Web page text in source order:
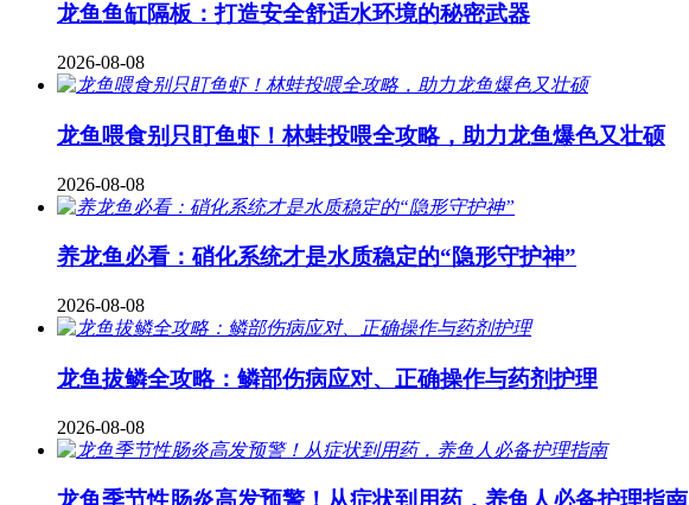
龙鱼鱼缸隔板：打造安全舒适水环境的秘密武器
2026-08-08
龙鱼喂食别只盯鱼虾！林蛙投喂全攻略，助力龙鱼爆色又壮硕
2026-08-08
养龙鱼必看：硝化系统才是水质稳定的“隐形守护神”
2026-08-08
龙鱼拔鳞全攻略：鳞部伤病应对、正确操作与药剂护理
2026-08-08
龙鱼季节性肠炎高发预警！从症状到用药，养鱼人必备护理指南